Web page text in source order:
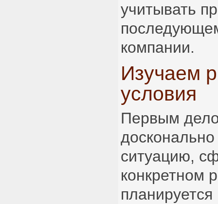
учитывать
компании.
Изучаем
условия
Первым
ситуацию,
конкретном
планируется